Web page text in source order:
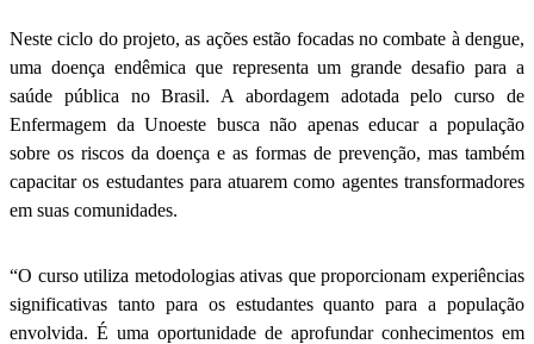
Neste ciclo do projeto, as ações estão focadas no combate à dengue,
uma doença endêmica que representa um grande desafio para a
saúde pública no Brasil. A abordagem adotada pelo curso de
Enfermagem da Unoeste busca não apenas educar a população
sobre os riscos da doença e as formas de prevenção, mas também
capacitar os estudantes para atuarem como agentes transformadores
em suas comunidades.
“O curso utiliza metodologias ativas que proporcionam experiências
significativas tanto para os estudantes quanto para a população
envolvida. É uma oportunidade de aprofundar conhecimentos em